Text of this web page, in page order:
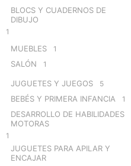
BLOCS Y CUADERNOS DE
DIBUJO
1
MUEBLES 1
SALÓN 1
JUGUETES Y JUEGOS 5
BEBÉS Y PRIMERA INFANCIA 1
DESARROLLO DE HABILIDADES
MOTORAS
1
JUGUETES PARA APILAR Y
ENCAJAR